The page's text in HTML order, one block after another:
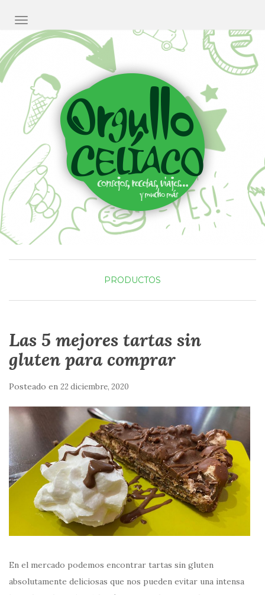
CAMBIAR NAVEGACIÓN
PRODUCTOS
Las 5 mejores tartas sin
gluten para comprar
Posteado en 22 diciembre, 2020
En el mercado podemos encontrar tartas sin gluten
absolutamente deliciosas que nos pueden evitar una intensa